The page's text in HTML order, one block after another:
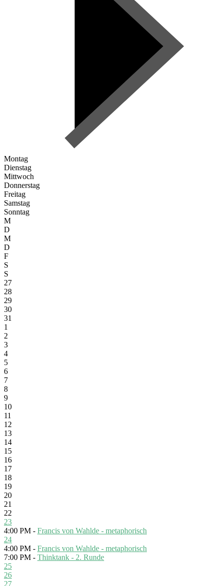
Montag
Dienstag
Mittwoch
Donnerstag
Freitag
Samstag
Sonntag
M
D
M
D
F
S
S
27
28
29
30
31
1
2
3
4
5
6
7
8
9
10
11
12
13
14
15
16
17
18
19
20
21
22
23
4:00 PM - Francis von Wahlde - metaphorisch
24
4:00 PM - Francis von Wahlde - metaphorisch
7:00 PM - Thinktank - 2. Runde
25
26
27